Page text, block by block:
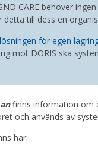
CARE behöver
till dess en
för egen
mot DORIS ska
finns information om
och används av
här: